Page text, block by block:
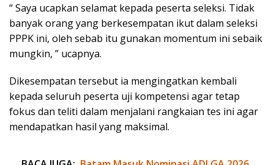
“ Saya ucapkan selamat kepada peserta seleksi. Tidak
banyak orang yang berkesempatan ikut dalam seleksi
PPPK ini, oleh sebab itu gunakan momentum ini sebaik
mungkin, ” ucapnya.
Dikesempatan tersebut ia mengingatkan kembali
kepada seluruh peserta uji kompetensi agar tetap
fokus dan teliti dalam menjalani rangkaian tes ini agar
mendapatkan hasil yang maksimal.